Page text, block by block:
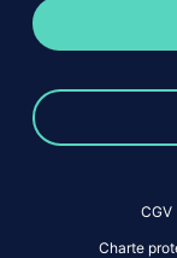
CGV
Charte